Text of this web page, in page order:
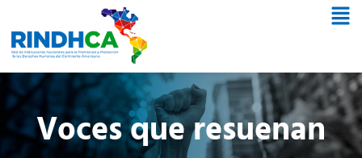
Voces que resuenan